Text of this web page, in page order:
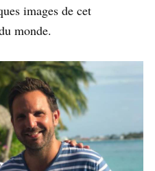
images de cet
monde.